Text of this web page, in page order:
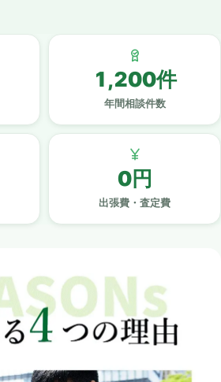
1,200件
年間相談件数
0円
出張費・査定費